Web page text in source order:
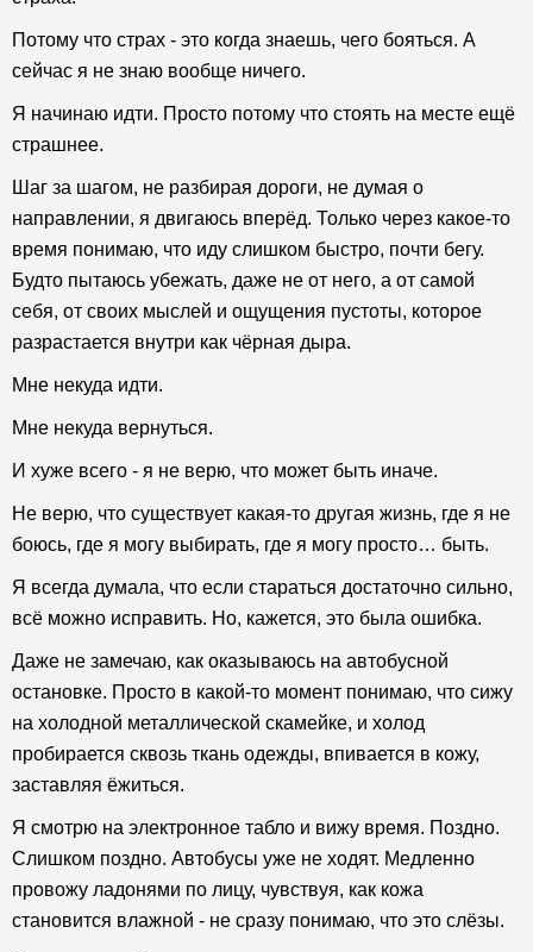
Потому что страх - это когда знаешь, чего бояться. А
сейчас я не знаю вообще ничего.
Я начинаю идти. Просто потому что стоять на месте ещё
страшнее.
Шаг за шагом, не разбирая дороги, не думая о
направлении, я двигаюсь вперёд. Только через какое-то
время понимаю, что иду слишком быстро, почти бегу.
Будто пытаюсь убежать, даже не от него, а от самой
себя, от своих мыслей и ощущения пустоты, которое
разрастается внутри как чёрная дыра.
Мне некуда идти.
Мне некуда вернуться.
И хуже всего - я не верю, что может быть иначе.
Не верю, что существует какая-то другая жизнь, где я не
боюсь, где я могу выбирать, где я могу просто… быть.
Я всегда думала, что если стараться достаточно сильно,
всё можно исправить. Но, кажется, это была ошибка.
Даже не замечаю, как оказываюсь на автобусной
остановке. Просто в какой-то момент понимаю, что сижу
на холодной металлической скамейке, и холод
пробирается сквозь ткань одежды, впивается в кожу,
заставляя ёжиться.
Я смотрю на электронное табло и вижу время. Поздно.
Слишком поздно. Автобусы уже не ходят. Медленно
провожу ладонями по лицу, чувствуя, как кожа
становится влажной - не сразу понимаю, что это слёзы.